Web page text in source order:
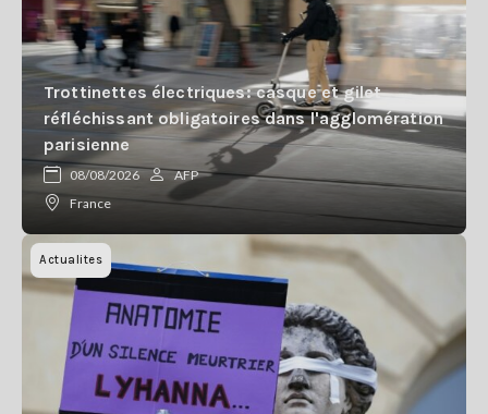
Trottinettes électriques: casque et gilet
réfléchissant obligatoires dans l'agglomération
parisienne
08/08/2026
AFP
France
Actualites